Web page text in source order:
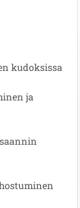
kudoksissa
ja